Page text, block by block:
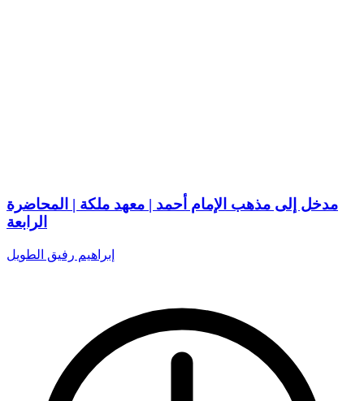
مدخل إلى مذهب الإمام أحمد | معهد ملكة | المحاضرة
الرابعة
إبراهيم رفيق الطويل